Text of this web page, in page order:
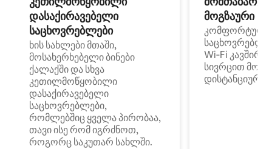
დასაქირავებელი
საცხოვრებლები
ხის სახლები მთაში,
მოსახერხებელი ბინები
ქალაქში და სხვა
კეთილმოწყობილი
დასაქირავებელი
საცხოვრებლები,
რომლებშიც ყველა პირობაა,
თავი ისე რომ იგრძნოთ,
როგორც საკუთარ სახლში.
მოგზაური
კომფორტული
Wi‑Fi
სივრცით
დისტანციური